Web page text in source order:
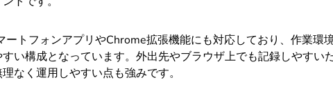
ートフォンアプリやChrome拡張機能にも対応しており、作業環
い構成となっています。外出先やブラウザ上でも記録しやすいた
なく運用しやすい点も強みです。